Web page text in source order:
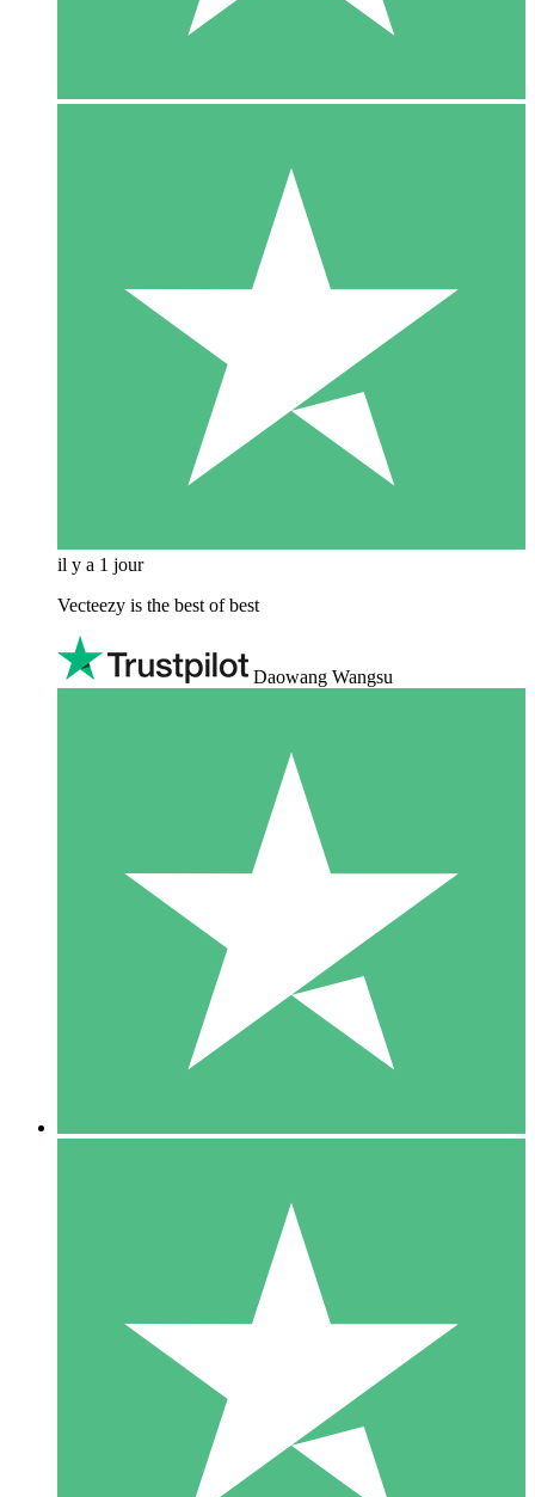
il y a 1 jour
Vecteezy is the best of best
Daowang Wangsu